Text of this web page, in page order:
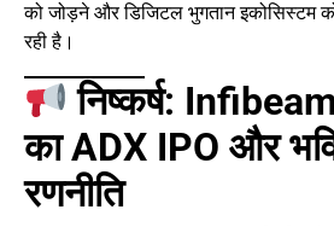
को जोड़ने और डिजिटल भुगतान इकोसिस्टम
रही है।
निष्कर्ष:
का ADX IPO और
रणनीति